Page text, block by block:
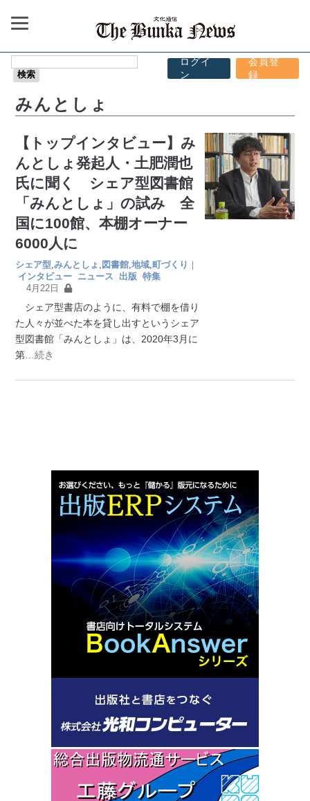
ログイ
ン
会員登
録
みんとしょ
【トップインタビュー】み
んとしょ発起人・土肥潤也
氏に聞く シェア型図書館
「みんとしょ」の試み 全
国に100館、本棚オーナー
6000人に
シェア型 ,みんとしょ 図書館 ,地域 ,町づくり ｜
インタビュー ニュース 出版
特集
4月22日
シェア型書店のように、有料で棚を借り
た人々が並べた本を貸し出すというシェア
型図書館「みんとしょ」は、2020年3月に
第 …続き